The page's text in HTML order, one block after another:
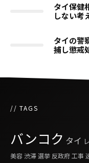
タイ保健
しない考
タイの警
捕し懲戒
// TAGS
バンコク タイ
美容 渋滞選挙 反政府工事